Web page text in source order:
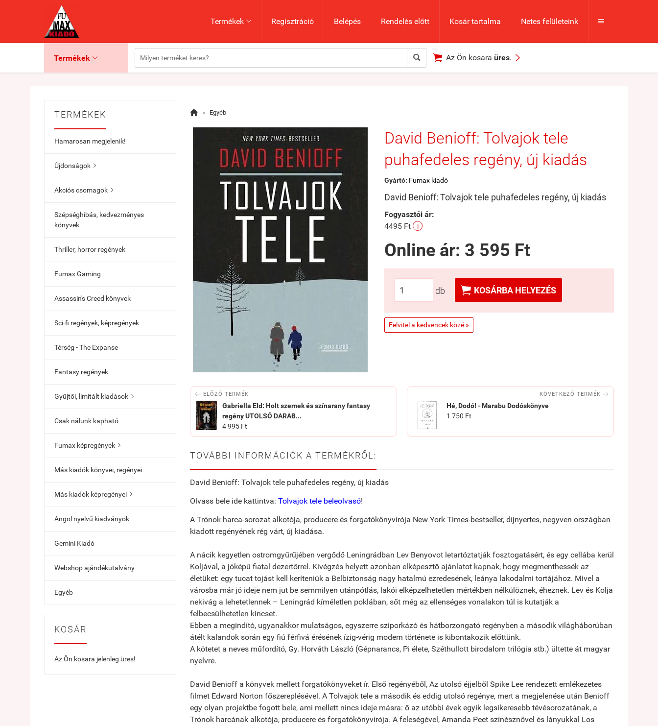
Termékek  Regisztráció Belépés Rendelés előtt Kosár tartalma Netes felületeink 
Termékek    Az Ön kosara üres. 
TERMÉKEK
Hamarosan megjelenik!
Újdonságok 
Akciós csomagok 
Szépséghibás, kedvezményes
könyvek
Thriller, horror regények
Fumax Gaming
Assassin's Creed könyvek
Sci-fi regények, képregények
Térség - The Expanse
Fantasy regények
Gyűjtői, limitált kiadások 
Csak nálunk kapható
Fumax képregények 
Más kiadók könyvei, regényei
Más kiadók képregényei 
Angol nyelvű kiadványok
Gemini Kiadó
Webshop ajándékutalvány
Egyéb
KOSÁR
Az Ön kosara jelenleg üres!
 » Egyéb
David Benioff: Tolvajok ​tele
puhafedeles regény, új kiadás
Gyártó: Fumax kiadó
David Benioff: Tolvajok ​tele puhafedeles regény, új kiadás
Fogyasztói ár:
4495 Ft
i
Online ár: 3 595 Ft
db  KOSÁRBA HELYEZÉS
Felvitel a kedvencek közé »
 ELŐZŐ TERMÉK
Gabriella Eld: Holt szemek és színarany fantasy
regény UTOLSÓ DARAB...
4 995 Ft
KÖVETKEZŐ TERMÉK 
Hé, Dodó! - Marabu Dodóskönyve
1 750 Ft
TOVÁBBI INFORMÁCIÓK A TERMÉKRŐL:
David Benioff: Tolvajok ​tele puhafedeles regény, új kiadás
Olvass bele ide kattintva: Tolvajok tele beleolvasó!
A Trónok harca-sorozat alkotója, producere és forgatókönyvírója New York Times-bestseller, díjnyertes, negyven országban
kiadott regényének rég várt, új kiadása.
A nácik kegyetlen ostromgyűrűjében vergődő Leningrádban Lev Benyovot letartóztatják fosztogatásért, és egy cellába kerül
Koljával, a jóképű fiatal dezertőrrel. Kivégzés helyett azonban elképesztő ajánlatot kapnak, hogy megmenthessék az
életüket: egy tucat tojást kell keríteniük a Belbiztonság nagy hatalmú ezredesének, leánya lakodalmi tortájához. Mivel a
városba már jó ideje nem jut be semmilyen utánpótlás, lakói elképzelhetetlen mértékben nélkülöznek, éheznek. Lev és Kolja
nekivág a lehetetlennek – Leningrád kíméletlen poklában, sőt még az ellenséges vonalakon túl is kutatják a
felbecsülhetetlen kincset.
Ebben a megindító, ugyanakkor mulatságos, egyszerre sziporkázó és hátborzongató regényben a második világháborúban
átélt kalandok során egy fiú férfivá érésének ízig-vérig modern története is kibontakozik előttünk.
A kötetet a neves műfordító, Gy. Horváth László (Gépnarancs, Pi élete, Széthullott birodalom trilógia stb.) ültette át magyar
nyelvre.
David Benioff a könyvek mellett forgatókönyveket ír. Első regényéből, Az utolsó éjjelből Spike Lee rendezett emlékezetes
filmet Edward Norton főszereplésével. A Tolvajok tele a második és eddig utolsó regénye, mert a megjelenése után Benioff
egy olyan projektbe fogott bele, ami mellett nincs ideje másra: ő az utóbbi évek egyik legsikeresebb tévésorozatának, a
Trónok harcának alkotója, producere és forgatókönyvírója. A feleségével, Amanda Peet színésznővel és lányukkal Los